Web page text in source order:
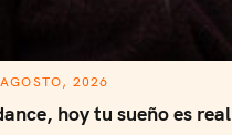
2026
hoy tu sueño es real